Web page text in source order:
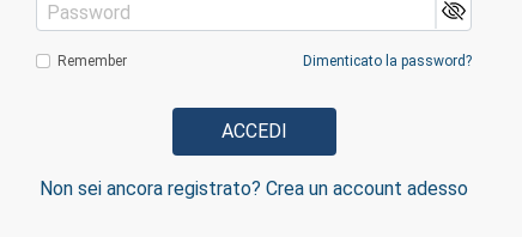
Password
Remember Dimenticato la password?
Non sei ancora registrato? Crea un account adesso